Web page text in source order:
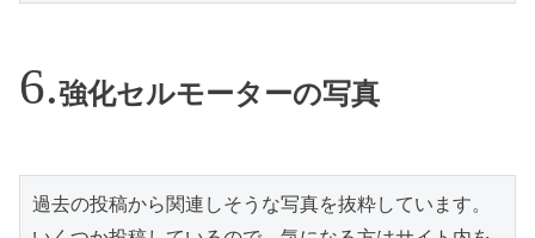
強化セルモーターの写真
過去の投稿から関連しそうな写真を抜粋しています。